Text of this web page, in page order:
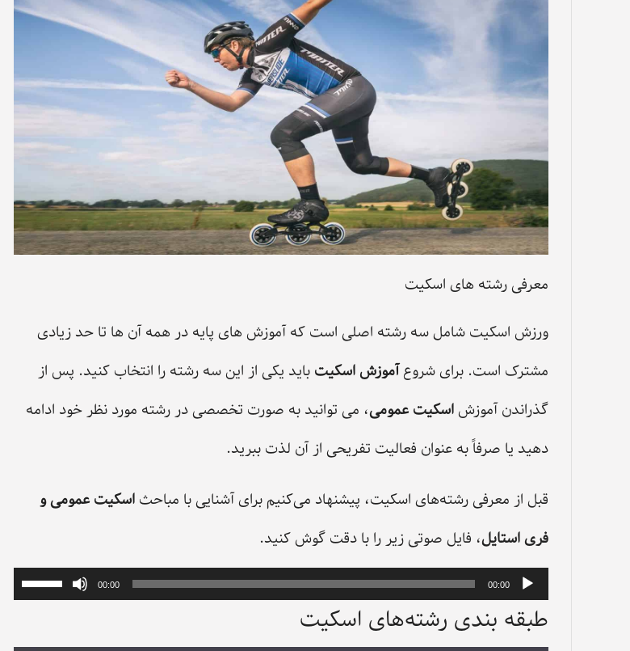
معرفی رشته های اسکیت
ورزش اسکیت شامل سه رشته اصلی است که آموزش‌ های پایه در همه آن ‌ها تا حد زیادی
مشترک است. برای شروعآموزش اسکیت باید یکی از این سه رشته را انتخاب کنید. پس از
گذراندن آموزش ‌اسکیت عمومی، می‌ توانید به صورت تخصصی در رشته مورد نظر خود ادامه
دهید یا صرفاً به عنوان فعالیت تفریحی از آن لذت ببرید.
قبل از معرفی رشته‌های اسکیت، پیشنهاد می‌کنیم برای آشنایی با مباحث اسکیت عمومی و
فری استایل، فایل صوتی زیر را با دقت گوش کنید.
پخش‌کننده
صوت
00:00
00:00
طبقه بندی رشته‌های اسکیت